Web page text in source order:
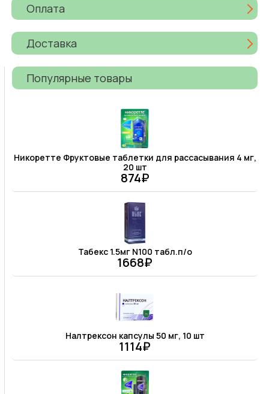
Оплата
Доставка
Популярные товары
Никоретте Фруктовые таблетки для рассасывания 4 мг,
20 шт
874₽
Табекс 1.5мг N100 табл.п/о
1668₽
Налтрексон капсулы 50 мг, 10 шт
1114₽